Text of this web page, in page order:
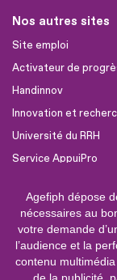
Agefiph dépose
nécessaires au
votre demande
l’audience et la
contenu
Nos autres sites
Site emploi
Activateur de
Handinnov
Innovation et
Université du RRH
Service AppuiPro
Nous suivre
Youtube
Linkedin